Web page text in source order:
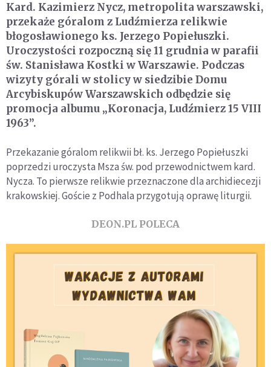
Kard. Kazimierz Nycz, metropolita warszawski,
przekaże góralom z Ludźmierza relikwie
błogosławionego ks. Jerzego Popiełuszki.
Uroczystości rozpoczną się 11 grudnia w parafii
św. Stanisława Kostki w Warszawie. Podczas
wizyty górali w stolicy w siedzibie Domu
Arcybiskupów Warszawskich odbędzie się
promocja albumu „Koronacja, Ludźmierz 15 VIII
1963”.
Przekazanie góralom relikwii bł. ks. Jerzego Popiełuszki
poprzedzi uroczysta Msza św. pod przewodnictwem kard.
Nycza. To pierwsze relikwie przeznaczone dla archidiecezji
krakowskiej. Goście z Podhala przygotują oprawę liturgii.
DEON.PL POLECA